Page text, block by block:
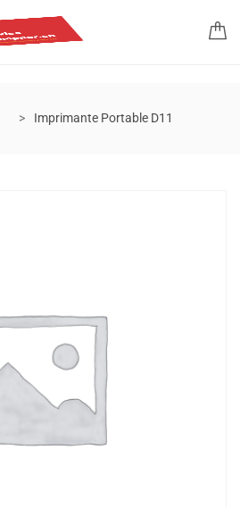
Imprimante Portable D11